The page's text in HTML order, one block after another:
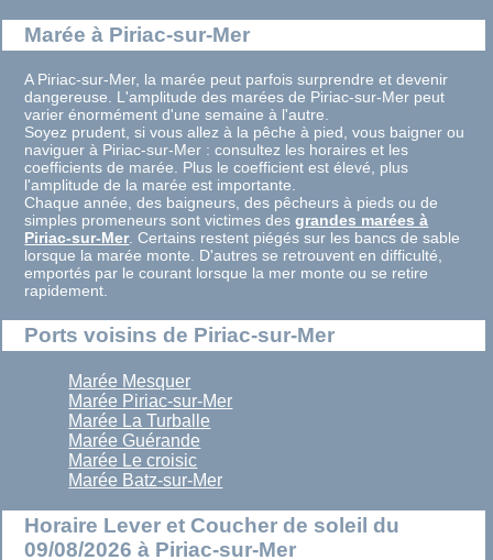
Marée à Piriac-sur-Mer
A Piriac-sur-Mer, la marée peut parfois surprendre et devenir
dangereuse. L'amplitude des marées de Piriac-sur-Mer peut
varier énormément d'une semaine à l'autre.
Soyez prudent, si vous allez à la pêche à pied, vous baigner ou
naviguer à Piriac-sur-Mer : consultez les horaires et les
coefficients de marée. Plus le coefficient est élevé, plus
l'amplitude de la marée est importante.
Chaque année, des baigneurs, des pêcheurs à pieds ou de
simples promeneurs sont victimes desgrandes marées à
Piriac-sur-Mer. Certains restent piégés sur les bancs de sable
lorsque la marée monte. D'autres se retrouvent en difficulté,
emportés par le courant lorsque la mer monte ou se retire
rapidement.
Ports voisins de Piriac-sur-Mer
Marée Mesquer
Marée Piriac-sur-Mer
Marée La Turballe
Marée Guérande
Marée Le croisic
Marée Batz-sur-Mer
Horaire Lever et Coucher de soleil du
09/08/2026 à Piriac-sur-Mer